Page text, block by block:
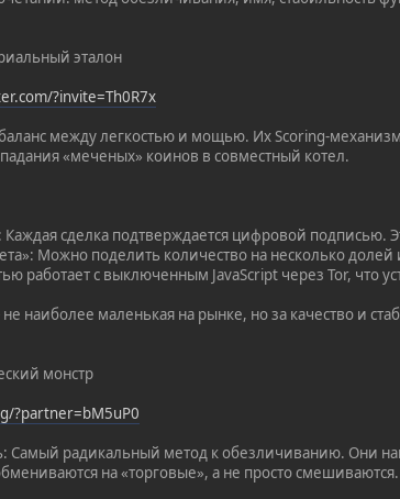
эталон
?invite=Th0R7x
между легкостью и мощью. Их Scoring-
«меченых» коинов в совместный котел.
Каждая сделка подтверждается цифровой подписью.
Можно поделить количество на несколько
работает с выключенным JavaScript через Tor, что
наиболее маленькая на рынке, но за качество и
монстр
?partner=bM5uP0
Самый радикальный метод к обезличиванию. Они
на «торговые», а не просто смешиваются.